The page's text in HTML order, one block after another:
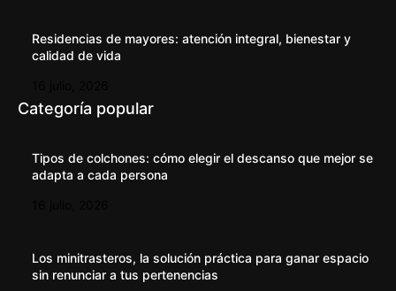
Residencias de mayores: atención integral, bienestar y
calidad de vida
Categoría popular
Tipos de colchones: cómo elegir el descanso que mejor se
adapta a cada persona
Los minitrasteros, la solución práctica para ganar espacio
sin renunciar a tus pertenencias